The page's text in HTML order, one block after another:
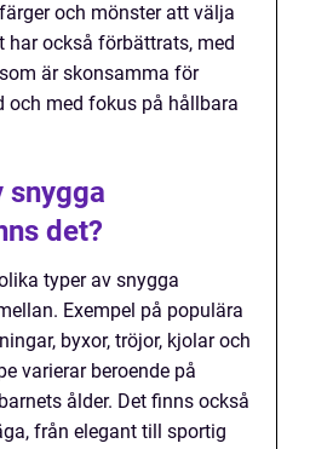
och mönster att välja
har också förbättrats, med
är skonsamma för
och med fokus på hållbara
snygga
det?
typer av snygga
Exempel på populära
byxor, tröjor, kjolar och
varierar beroende på
ålder. Det finns också
från elegant till sportig